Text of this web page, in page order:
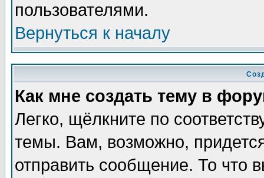
пользователями.
Вернуться к началу
Как мне создать тему в
Легко, щёлкните по
темы. Вам, возможно,
отправить сообщение. То что